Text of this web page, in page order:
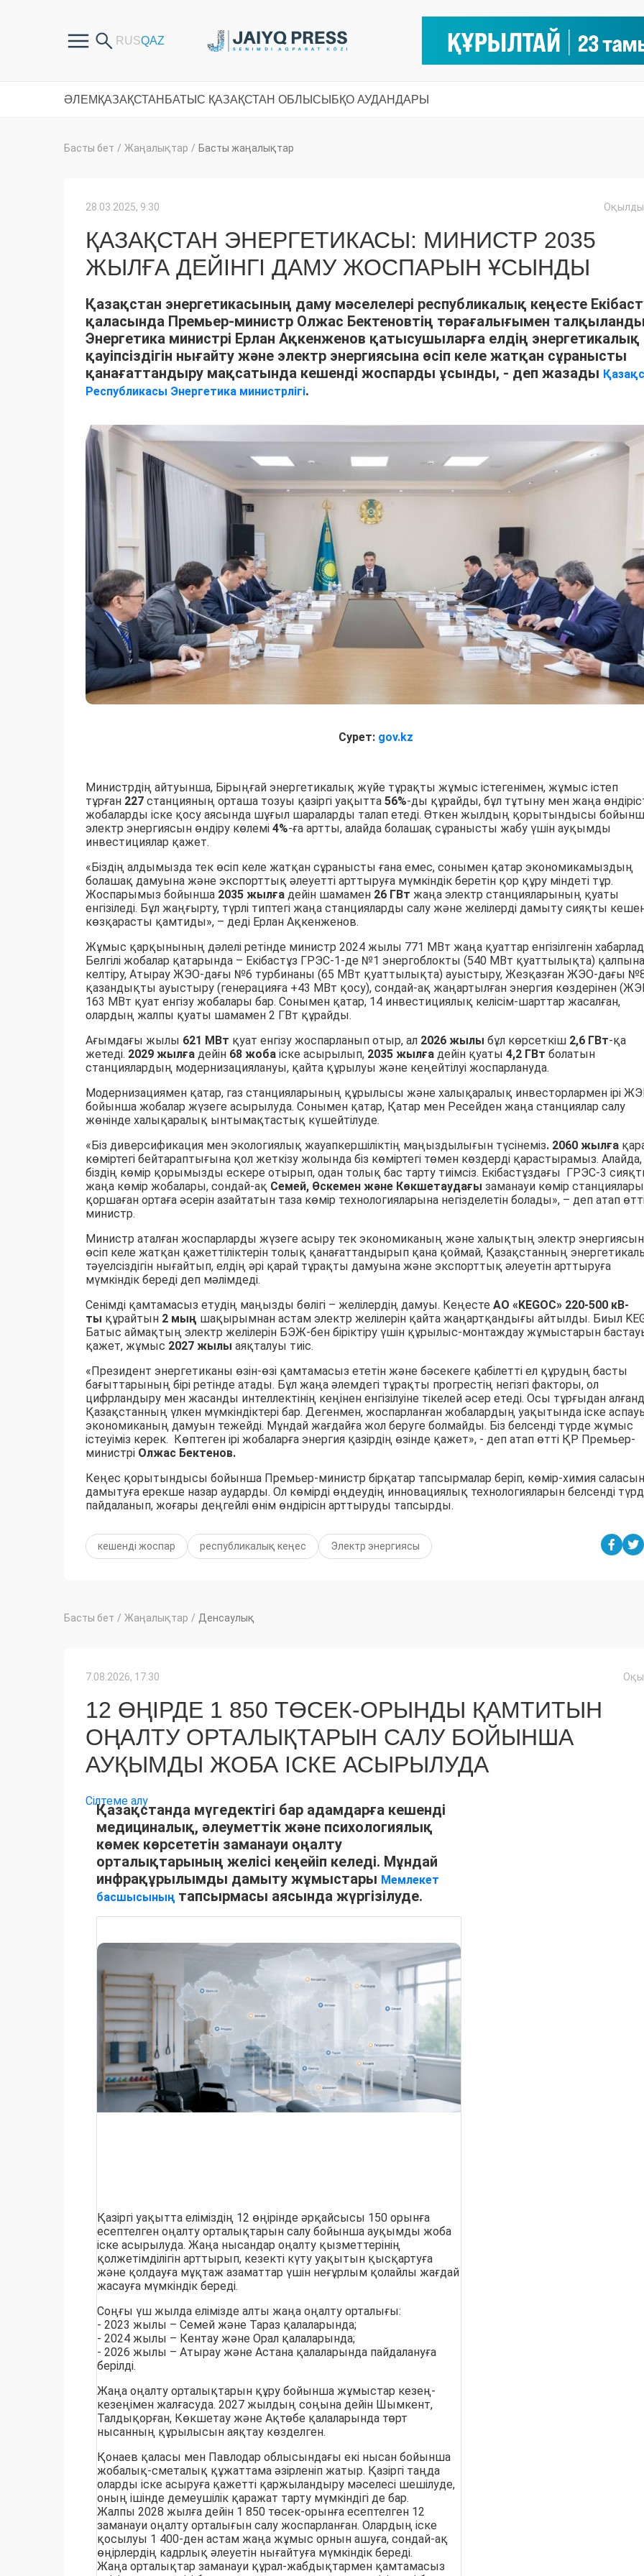
ӘЛЕМ ҚАЗАҚСТАН БАТЫС ҚАЗАҚСТАН ОБЛЫСЫ БҚО АУДАНДАРЫ
Басты бет / Жаңалықтар / Басты жаңалықтар
28.03.2025, 9:30
ҚАЗАҚСТАН ЭНЕРГЕТИКАСЫ: МИНИСТР 2035
ЖЫЛҒА ДЕЙІНГІ ДАМУ ЖОСПАРЫН ҰСЫНДЫ
Қазақстан энергетикасының даму мәселелері республикалық кеңесте
қаласында Премьер-министр Олжас Бектеновтің төрағалығымен
Энергетика министрі Ерлан Ақкенженов қатысушыларға елдің энергетикалық
қауіпсіздігін нығайту және электр энергиясына өсіп келе жатқан сұранысты
қанағаттандыру мақсатында кешенді жоспарды ұсынды, - деп жазады
Республикасы Энергетика министрлігі.
Сурет: gov.kz
Министрдің айтуынша, Бірыңғай энергетикалық жүйе тұрақты жұмыс істегенімен, жұмыс істеп
тұрған 227 станцияның орташа тозуы қазіргі уақытта 56%-ды құрайды, бұл тұтыну мен жаңа
жобаларды іске қосу аясында шұғыл шараларды талап етеді. Өткен жылдың қорытындысы
электр энергиясын өндіру көлемі 4%-ға артты, алайда болашақ сұранысты жабу үшін ауқымды
инвестициялар қажет.
«Біздің алдымызда тек өсіп келе жатқан сұранысты ғана емес, сонымен қатар экономикамыздың
болашақ дамуына және экспорттық әлеуетті арттыруға мүмкіндік беретін қор құру міндеті тұр.
Жоспарымыз бойынша 2035 жылға дейін шамамен 26 ГВт жаңа электр станцияларының қуаты
енгізіледі. Бұл жаңғырту, түрлі типтегі жаңа станцияларды салу және желілерді дамыту сияқты
көзқарасты қамтиды», – деді Ерлан Ақкенженов.
Жұмыс қарқынының дәлелі ретінде министр 2024 жылы 771 МВт жаңа қуаттар енгізілгенін
Белгілі жобалар қатарында – Екібастұз ГРЭС-1-де №1 энергоблокты (540 МВт қуаттылықта) қалпына
келтіру, Атырау ЖЭО-дағы №6 турбинаны (65 МВт қуаттылықта) ауыстыру, Жезқазған ЖЭО-дағы
қазандықты ауыстыру (генерацияға +43 МВт қосу), сондай-ақ жаңартылған энергия көздерінен
163 МВт қуат енгізу жобалары бар. Сонымен қатар, 14 инвестициялық келісім-шарттар жасалған,
олардың жалпы қуаты шамамен 2 ГВт құрайды.
Ағымдағы жылы 621 МВт қуат енгізу жоспарланып отыр, ал 2026 жылы бұл көрсеткіш 2,6 ГВт-қа
жетеді. 2029 жылға дейін 68 жоба іске асырылып, 2035 жылға дейін қуаты 4,2 ГВт болатын
станциялардың модернизациялануы, қайта құрылуы және кеңейтілуі жоспарлануда.
Модернизациямен қатар, газ станцияларының құрылысы және халықаралық инвесторлармен ірі
бойынша жобалар жүзеге асырылуда. Сонымен қатар, Қатар мен Ресейден жаңа станциялар салу
жөнінде халықаралық ынтымақтастық күшейтілуде.
«Біз диверсификация мен экологиялық жауапкершіліктің маңыздылығын түсінеміз. 2060 жылға
көміртегі бейтараптығына қол жеткізу жолында біз көміртегі төмен көздерді қарастырамыз. Алайда,
біздің көмір қорымызды ескере отырып, одан толық бас тарту тиімсіз. Екібастұздағы ГРЭС-3
жаңа көмір жобалары, сондай-ақ Семей, Өскемен және Көкшетаудағы заманауи көмір станциялары
қоршаған ортаға әсерін азайтатын таза көмір технологияларына негізделетін болады», – деп атап
министр.
Министр аталған жоспарларды жүзеге асыру тек экономиканың және халықтың электр
өсіп келе жатқан қажеттіліктерін толық қанағаттандырып қана қоймай, Қазақстанның
тәуелсіздігін нығайтып, елдің әрі қарай тұрақты дамуына және экспорттық әлеуетін арттыруға
мүмкіндік береді деп мәлімдеді.
Сенімді қамтамасыз етудің маңызды бөлігі – желілердің дамуы. Кеңесте АО «KEGOC» 220-500 кВ-
ты құрайтын 2 мың шақырымнан астам электр желілерін қайта жаңартқандығы айтылды. Биыл
Батыс аймақтың электр желілерін БЭЖ-бен біріктіру үшін құрылыс-монтаждау жұмыстарын
қажет, жұмыс 2027 жылы аяқталуы тиіс.
«Президент энергетиканы өзін-өзі қамтамасыз ететін және бәсекеге қабілетті ел құрудың басты
бағыттарының бірі ретінде атады. Бұл жаңа әлемдегі тұрақты прогрестің негізгі факторы, ол
цифрландыру мен жасанды интеллектінің кеңінен енгізілуіне тікелей әсер етеді. Осы тұрғыдан
Қазақстанның үлкен мүмкіндіктері бар. Дегенмен, жоспарланған жобалардың уақытында іске
экономиканың дамуын тежейді. Мұндай жағдайға жол беруге болмайды. Біз белсенді түрде жұмыс
істеуіміз керек. Көптеген ірі жобаларға энергия қазірдің өзінде қажет», - деп атап өтті ҚР Премьер-
министрі Олжас Бектенов.
Кеңес қорытындысы бойынша Премьер-министр бірқатар тапсырмалар беріп, көмір-химия саласын
дамытуға ерекше назар аударды. Ол көмірді өңдеудің инновациялық технологияларын белсенді
пайдаланып, жоғары деңгейлі өнім өндірісін арттыруды тапсырды.
кешенді жоспар республикалық кеңес Электр энергиясы
Басты бет / Жаңалықтар / Денсаулық
7.08.2026, 17:30
12 ӨҢІРДЕ 1 850 ТӨСЕК-ОРЫНДЫ ҚАМТИТЫН
ОҢАЛТУ ОРТАЛЫҚТАРЫН САЛУ БОЙЫНША
АУҚЫМДЫ ЖОБА ІСКЕ АСЫРЫЛУДА
Сілтеме алу
Қазақстанда мүгедектігі бар адамдарға кешенді
медициналық, әлеуметтік және психологиялық
көмек көрсететін заманауи оңалту
орталықтарының желісі кеңейіп келеді. Мұндай
инфрақұрылымды дамыту жұмыстары Мемлекет
басшысының тапсырмасы аясында жүргізілуде.
Қазіргі уақытта еліміздің 12 өңірінде әрқайсысы 150 орынға
есептелген оңалту орталықтарын салу бойынша ауқымды жоба
іске асырылуда. Жаңа нысандар оңалту қызметтерінің
қолжетімділігін арттырып, кезекті күту уақытын қысқартуға
және қолдауға мұқтаж азаматтар үшін неғұрлым қолайлы жағдай
жасауға мүмкіндік береді.
Соңғы үш жылда елімізде алты жаңа оңалту орталығы:
- 2023 жылы – Семей және Тараз қалаларында;
- 2024 жылы – Кентау және Орал қалаларында;
- 2026 жылы – Атырау және Астана қалаларында пайдалануға
берілді.
Жаңа оңалту орталықтарын құру бойынша жұмыстар кезең-
кезеңімен жалғасуда. 2027 жылдың соңына дейін Шымкент,
Талдықорған, Көкшетау және Ақтөбе қалаларында төрт
нысанның құрылысын аяқтау көзделген.
Қонаев қаласы мен Павлодар облысындағы екі нысан бойынша
жобалық-сметалық құжаттама әзірленіп жатыр. Қазіргі таңда
оларды іске асыруға қажетті қаржыландыру мәселесі шешілуде,
оның ішінде демеушілік қаражат тарту мүмкіндігі де бар.
Жалпы 2028 жылға дейін 1 850 төсек-орынға есептелген 12
заманауи оңалту орталығын салу жоспарланған. Олардың іске
қосылуы 1 400-ден астам жаңа жұмыс орнын ашуға, сондай-ақ
өңірлердің кадрлық әлеуетін нығайтуға мүмкіндік береді.
Жаңа орталықтар заманауи құрал-жабдықтармен қамтамасыз